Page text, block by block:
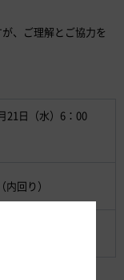
、ご理解とご協力を
21日（水）6：00
回り）